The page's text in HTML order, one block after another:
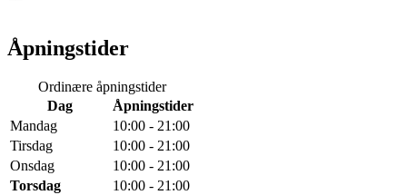
Åpningstider
Ordinære åpningstider
Dag
Åpningstider
Mandag
10:00 - 21:00
Tirsdag
10:00 - 21:00
Onsdag
10:00 - 21:00
Torsdag
10:00 - 21:00